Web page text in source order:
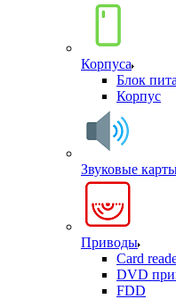
Корпуса
Блок
Корпус
Звуковые
Приводы
Card
DVD
FDD